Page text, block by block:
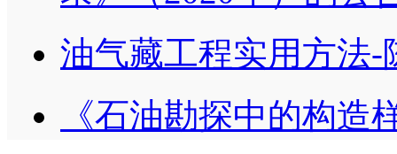
油气藏工程实用方法-
《石油勘探中的构造